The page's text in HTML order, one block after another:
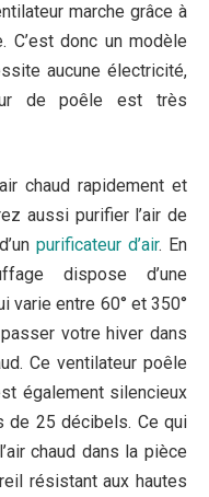
marche grâce à
C’est donc un modèle
aucune électricité,
de poêle est très
chaud rapidement et
aussi purifier l’air de
purificateur d’air. En
dispose d’une
varie entre 60° et 350°
votre hiver dans
Ce ventilateur poêle
également silencieux
de 25 décibels. Ce qui
chaud dans la pièce
résistant aux hautes